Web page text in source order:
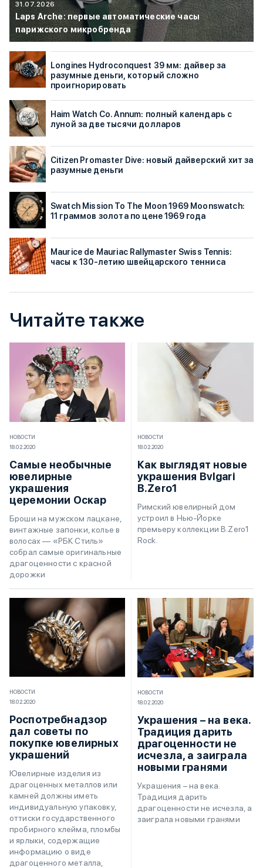
31.07.2026
Laps Arche: первые автоматические часы
парижского микробренда
Longines Hydroconquest 39 мм: дайвер за
разумные деньги, который сложно
проигнорировать
Haim Watch Co. Annum: полный календарь с
луной за две тысячи долларов
Citizen Promaster Dive: новый дайверский хит за
разумные деньги
Swatch Mission To The Moon 1969 Moonswatch:
11 граммов золота по цене 1969 года
Maurice de Mauriac Rallymaster Swiss Tennis:
часы к 130-летию швейцарского тенниса
Читайте также
НОВОСТИ
18.02.2020
Самые необычные
ювелирные
украшения
церемонии Оскар
Броши на мужском лацкане,
винтажные запонки, колье в
волосах — «РБК Стиль»
собрал самые оригинальные
драгоценности с красной
дорожки
НОВОСТИ
18.02.2020
Как выглядят новые
украшения Bvlgari
B.Zero1
Римский ювелирный дом
устроил в Нью-Йорке
премьеру коллекции B.Zero1
Rock.
НОВОСТИ
18.02.2020
Роспотребнадзор
дал советы по
покупке ювелирных
украшений
Ювелирные изделия из
драгоценных металлов или
камней должны иметь
индивидуальную упаковку,
оттиски государственного
пробирного клейма, пломбы
и ярлыки, содержащие
информацию о виде
драгоценного металла,
НОВОСТИ
18.02.2020
Украшения – на века.
Традиция дарить
драгоценности не
исчезла, а заиграла
новыми гранями
Украшения – на века.
Традиция дарить
драгоценности не исчезла, а
заиграла новыми гранями